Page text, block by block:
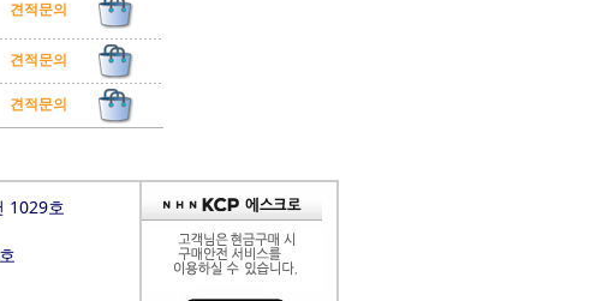
견적문의
견적문의
견적문의
1029호